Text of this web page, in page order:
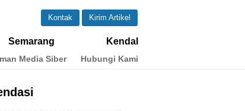
Kontak Kirim Artikel
Semarang Kendal
Media Siber Hubungi Kami